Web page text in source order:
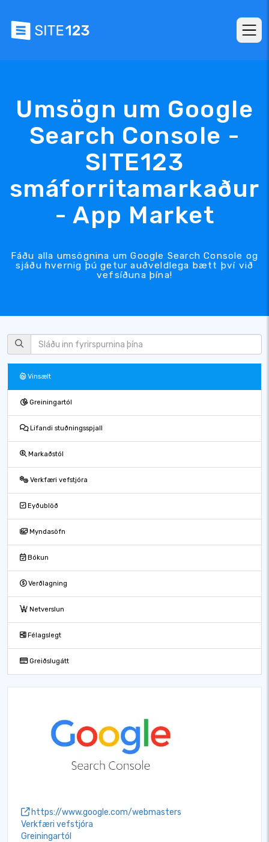
Umsögn um Google
Search Console -
SITE123
smáforritamarkaður
- App Market
Fáðu alla umsögnina um Google Search Console og
sjáðu hvernig þú getur auðveldlega bætt því við
vefsíðuna þína!
Vinsælt
Greiningartól
Lifandi stuðningsspjall
Markaðstól
Verkfæri vefstjóra
Eyðublöð
Myndasöfn
Bókun
Verðlagning
Netverslun
Félagslegt
Greiðslugátt
https://www.google.com/webmasters
Verkfæri vefstjóra
Greiningartól